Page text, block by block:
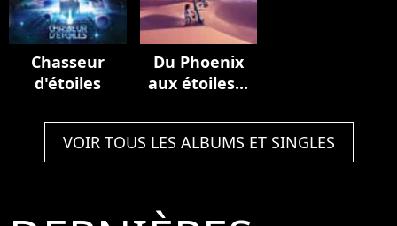
Chasseur
d'étoiles
Du Phoenix
aux étoiles...
VOIR TOUS LES ALBUMS ET SINGLES